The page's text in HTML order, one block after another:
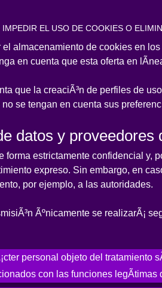
EL USO DE COOKIES O
almacenamiento de cookies en
en cuenta que esta oferta en
que la creaciÃ³n de perfiles de
se tengan en cuenta sus
datos y proveedores
forma estrictamente confidencial y,
expreso. Sin embargo, en
por ejemplo, a las autoridades.
Ãºnicamente se realizarÃ¡
personal objeto del tratamiento
con las funciones